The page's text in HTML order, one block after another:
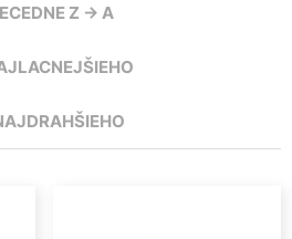
Z -> A